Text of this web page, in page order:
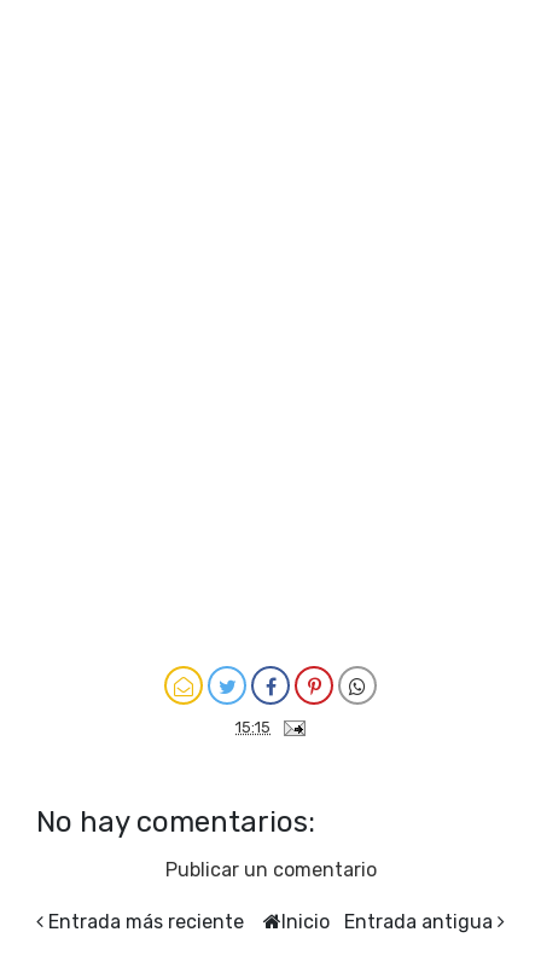
15:15
No hay comentarios:
Publicar un comentario
Entrada más reciente Entrada antigua
Inicio